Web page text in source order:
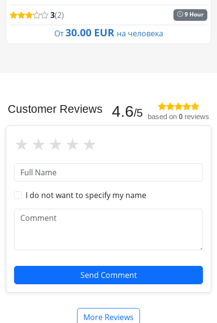
3(2) 9 Hour
От 30.00 EUR на человека
Customer Reviews 4.6/5 based on 0 reviews
I do not want to specify my name
Send Comment
More Reviews